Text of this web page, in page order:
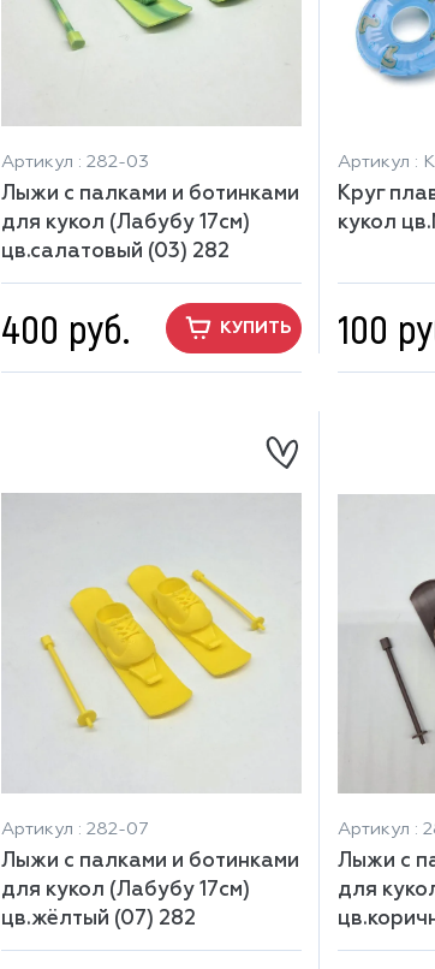
Артикул : 282-03
Лыжи с палками и ботинками
для кукол (Лабубу 17см)
цв.салатовый (03) 282
400 руб. КУПИТЬ
Артикул :
Круг
кукол
100
Артикул : 282-07
Лыжи с палками и ботинками
для кукол (Лабубу 17см)
цв.жёлтый (07) 282
Артикул :
Лыжи с
для